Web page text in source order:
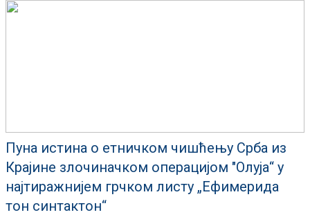
Пуна истина о етничком чишћењу Срба из
Крајине злочиначком операцијом "Олуја“ у
најтиражнијем грчком листу „Ефимерида
тон синтактон“